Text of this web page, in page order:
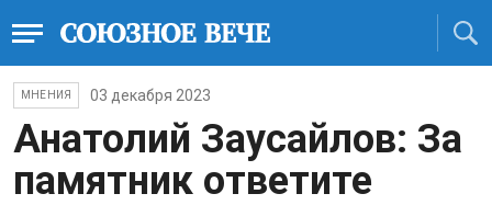
МНЕНИЯ 03 декабря 2023
Анатолий Заусайлов: За
памятник ответите